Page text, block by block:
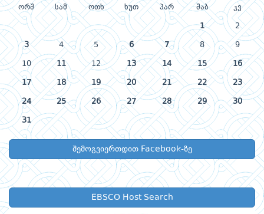
ორშ სამ ოთხ ხუთ პარ შაბ კვ
1 2
3 4 5 6 7 8 9
10 11 12 13 14 15 16
17 18 19 20 21 22 23
24 25 26 27 28 29 30
31
შემოგვიერთდით Facebook-ზე
EBSCO Host Search